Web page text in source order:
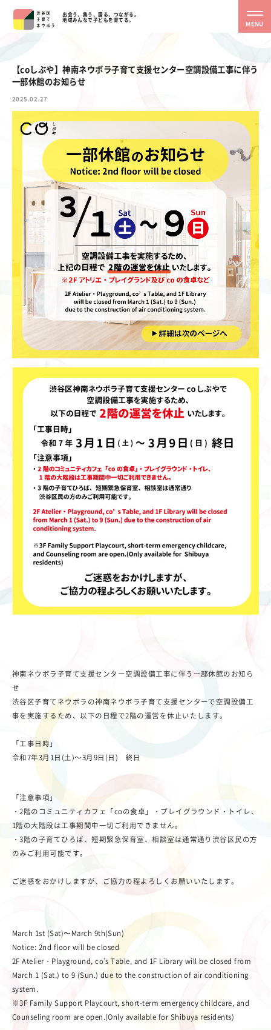
出会う、集う、語る、つながる。
地域みんなで子どもを育てる。
MENU
【coしぶや】神南ネウボラ子育て支援センター空調設備工事に伴う
一部休館のお知らせ
2025.02.27
神南ネウボラ子育て支援センター空調設備工事に伴う一部休館のお知ら
せ
渋谷区子育てネウボラの神南ネウボラ子育て支援センターで空調設備工
事を実施するため、以下の日程で2階の運営を休止いたします。
「工事日時」
令和7年3月1日(土)～3月9日(日) 終日
「注意事項」
・2階のコミュニティカフェ「coの食卓」・プレイグラウンド・トイレ、
1階の大階段は工事期間中一切ご利用できません。
・3階の子育てひろば、短期緊急保育室、相談室は通常通り渋谷区民の方
のみご利用可能です。
ご迷惑をおかけしますが、ご協力の程よろしくお願いいたします。
March 1st (Sat)〜March 9th(Sun)
Notice: 2nd floor will be closed
2F Atelier・Playground, co’s Table, and 1F Library will be closed from
March 1 (Sat.) to 9 (Sun.) due to the construction of air conditioning
system.
※3F Family Support Playcourt, short-term emergency childcare, and
Counseling room are open.(Only available for Shibuya residents)